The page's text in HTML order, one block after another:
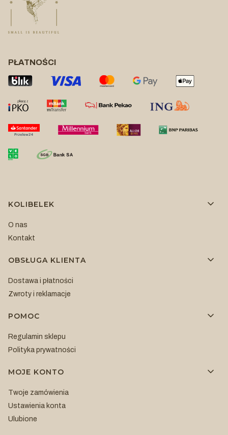
PŁATNOŚCI
Linki w stopce
KOLIBELEK
O nas
Kontakt
OBSŁUGA KLIENTA
Dostawa i płatności
Zwroty i reklamacje
POMOC
Regulamin sklepu
Polityka prywatności
MOJE KONTO
Twoje zamówienia
Ustawienia konta
Ulubione